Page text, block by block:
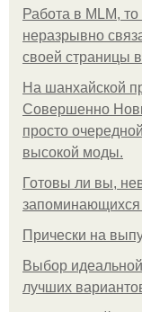
Работа в MLM,
неразрывно
своей страницы
На шанхайской
Совершенно
просто
высокой моды.
Готовы ли вы,
запоминающихся
Прически на
Выбор
лучших